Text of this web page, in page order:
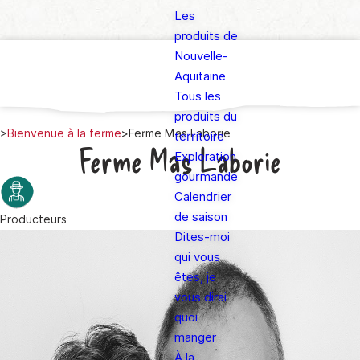
Les
produits de
Nouvelle-
Aquitaine
Tous les
produits du
territoire
Exploration
gourmande
Calendrier
de saison
Dites-moi
qui vous
êtes, je
vous dirai
quoi
manger
>Bienvenue à la ferme>Ferme Mas Laborie
Ferme Mas Laborie
Producteurs